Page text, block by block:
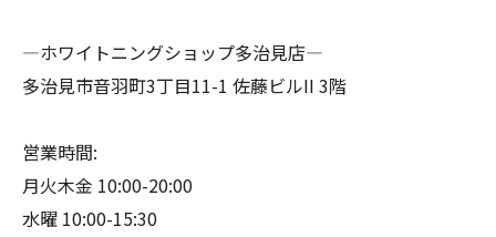
―ホワイトニングショップ多治見店―
多治見市音羽町3丁目11-1 佐藤ビルII 3階
営業時間:
月火木金 10:00-20:00
水曜 10:00-15:30